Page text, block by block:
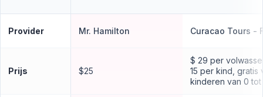
Provider Mr. Hamilton Curacao Tours -
Prijs $25
$ 29 per
15 per kind, gratis
kinderen van 0 tot